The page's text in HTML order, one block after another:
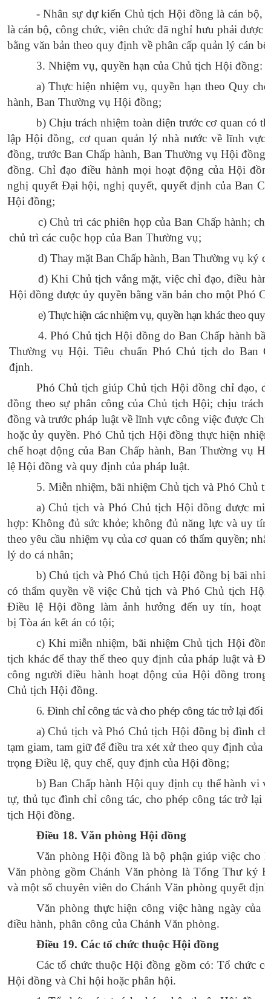
- Nhân sự dự kiến Chủ tịch Hội đồng là cán bộ,
là cán bộ, công chức, viên chức đã nghỉ hưu phải được
bằng văn bản theo quy định về phân cấp quản lý cán
3. Nhiệm vụ, quyền hạn của Chủ tịch Hội đồng:
a) Thực hiện nhiệm vụ, quyền hạn theo Quy
hành, Ban Thường vụ Hội đồng;
b) Chịu trách nhiệm toàn diện trước cơ quan có
lập Hội đồng, cơ quan quản lý nhà nước về lĩnh vực
đồng, trước Ban Chấp hành, Ban Thường vụ Hội đồng
đồng. Chỉ đạo điều hành mọi hoạt động của Hội
nghị quyết Đại hội, nghị quyết, quyết định của Ban
Hội đồng;
c) Chủ trì các phiên họp của Ban Chấp hành;
chủ trì các cuộc họp của Ban Thường vụ;
d) Thay mặt Ban Chấp hành, Ban Thường vụ ký
đ) Khi Chủ tịch vắng mặt, việc chỉ đạo, điều
Hội đồng được ủy quyền bằng văn bản cho một Phó
e) Thực hiện các nhiệm vụ, quyền hạn khác theo
4. Phó Chủ tịch Hội đồng do Ban Chấp hành
Thường vụ Hội. Tiêu chuẩn Phó Chủ tịch do Ban
định.
Phó Chủ tịch giúp Chủ tịch Hội đồng chỉ đạo,
đồng theo sự phân công của Chủ tịch Hội; chịu trách
đồng và trước pháp luật về lĩnh vực công việc được
hoặcủy quyền. Phó Chủ tịch Hội đồng thực hiện
chế hoạt động của Ban Chấp hành, Ban Thường vụ
lệ Hội đồng và quy định của pháp luật.
5. Miễn nhiệm, bãi nhiệm Chủ tịch và Phó Chủ
a) Chủ tịch và Phó Chủ tịch Hội đồng được
hợp: Không đủ sức khỏe; không đủ năng lực và uy
theo yêu cầu nhiệm vụ của cơ quan có thẩm quyền;
lý do cá nhân;
b) Chủ tịch và Phó Chủ tịch Hội đồng bị bãi
có thẩm quyền về việc Chủ tịch và Phó Chủ tịch
Điều lệ Hội đồng làm ảnh hưởng đến uy tín, hoạt
bị Tòa án kết án có tội;
c) Khi miễn nhiệm, bãi nhiệm Chủ tịch Hội
tịch khác để thay thế theo quy định của pháp luật và
công người điều hành hoạt động của Hội đồng
Chủ tịch Hội đồng.
6. Đình chỉ công tác và cho phép công tác trở lại đối
a) Chủ tịch và Phó Chủ tịch Hội đồng bị đình
tạm giam, tam giữ để điều tra xét xử theo quy định của
trọng Điều lệ, quy chế, quy định của Hội đồng;
b) Ban Chấp hành Hội quy định cụ thể hành vi
tự, thủ tục đình chỉ công tác, cho phép công tác trở lại
tịch Hội đồng.
Điều 18. Văn phòng Hội đồng
Văn phòng Hội đồng là bộ phận giúp việc cho
Văn phòng gồm Chánh Văn phòng là Tổng Thư ký
và một số chuyên viên do Chánh Văn phòng quyết
Văn phòng thực hiện công việc hàng ngày của
điều hành, phân công của Chánh Văn phòng.
Điều 19. Các tổ chức thuộc Hội đồng
Các tổ chức thuộc Hội đồng gồm có: Tổ chức
Hội đồng và Chi hội hoặc phân hội.